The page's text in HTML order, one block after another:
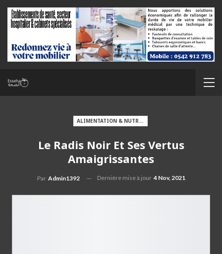
ALIMENTATION & NUTRITION
Le Radis Noir Et Ses Vertus
Amaigrissantes
Par Admin1392 Dernière mise à jour 4 Nov, 2021